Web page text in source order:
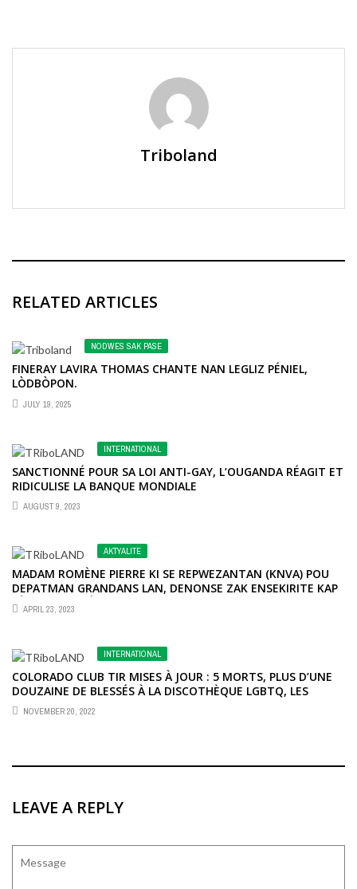
Triboland
RELATED ARTICLES
NODWES SAK PASE
FINERAY LAVIRA THOMAS CHANTE NAN LEGLIZ PÉNIEL,
LÒDBÒPON.
JULY 19, 2025
INTERNATIONAL
SANCTIONNÉ POUR SA LOI ANTI-GAY, L’OUGANDA RÉAGIT ET
RIDICULISE LA BANQUE MONDIALE
AUGUST 9, 2023
AKTYALITE
MADAM ROMÈNE PIERRE KI SE REPWEZANTAN (KNVA) POU
DEPATMAN GRANDANS LAN, DENONSE ZAK ENSEKIRITE KAP
FÉT SOU SEKTÈ VODOU AN.
APRIL 23, 2023
INTERNATIONAL
COLORADO CLUB TIR MISES À JOUR : 5 MORTS, PLUS D’UNE
DOUZAINE DE BLESSÉS À LA DISCOTHÈQUE LGBTQ, LES
RESPONSABLES DISENT
NOVEMBER 20, 2022
LEAVE A REPLY